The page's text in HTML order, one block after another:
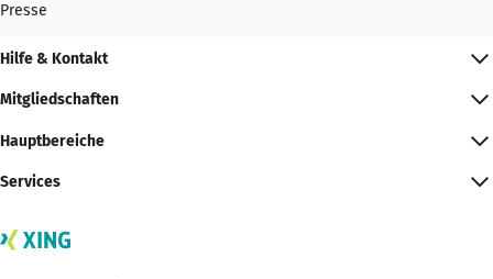
Presse
Hilfe & Kontakt
Mitgliedschaften
Hauptbereiche
Services